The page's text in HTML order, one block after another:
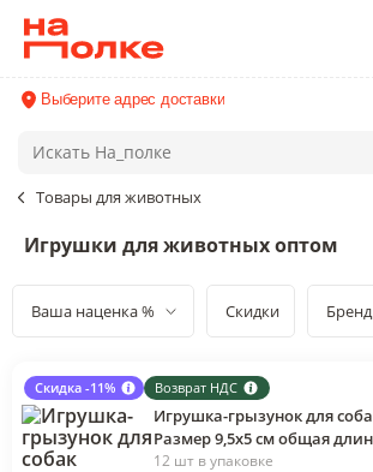
Выберите адрес доставки
Товары для животных
Игрушки для животных оптом
Ваша наценка % Скидки Бренд
Скидка -11% Возврат НДС
Игрушка-грызунок для
Размер 9,5х5 см общая
12 шт в упаковке